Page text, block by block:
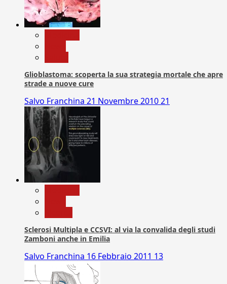
Glioblastoma: scoperta la sua strategia mortale che apre
strade a nuove cure
Salvo Franchina 21 Novembre 201021
Sclerosi Multipla e CCSVI: al via la convalida degli studi
Zamboni anche in Emilia
Salvo Franchina 16 Febbraio 2011 13